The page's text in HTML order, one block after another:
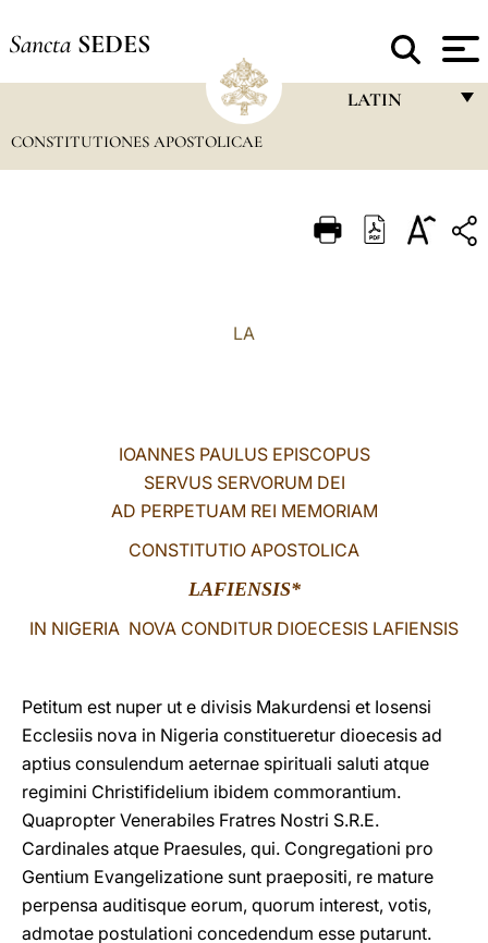
Sancta SEDES
LATIN
ITALIANO
LATINE
CONSTITUTIONES APOSTOLICAE
LA
IOANNES PAULUS EPISCOPUS
SERVUS SERVORUM DEI
AD PERPETUAM REI MEMORIAM
CONSTITUTIO APOSTOLICA
LAFIENSIS*
IN NIGERIA NOVA CONDITUR DIOECESIS LAFIENSIS
Petitum est nuper ut e divisis Makurdensi et Iosensi
Ecclesiis nova in Nigeria constitueretur dioecesis ad
aptius consulendum aeternae spirituali saluti atque
regimini Christifidelium ibidem commorantium.
Quapropter Venerabiles Fratres Nostri S.R.E.
Cardinales atque Praesules, qui. Congregationi pro
Gentium Evangelizatione sunt praepositi, re mature
perpensa auditisque eorum, quorum interest, votis,
admotae postulationi concedendum esse putarunt.